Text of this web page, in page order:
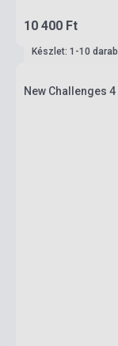
10 400 Ft
Készlet: 1-10 darab
New Challenges